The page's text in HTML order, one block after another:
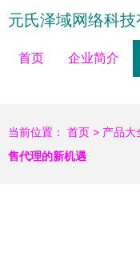
元氏泽域网络科技
首页 企业简介
当前位置： 首页 > 产品大
售代理的新机遇